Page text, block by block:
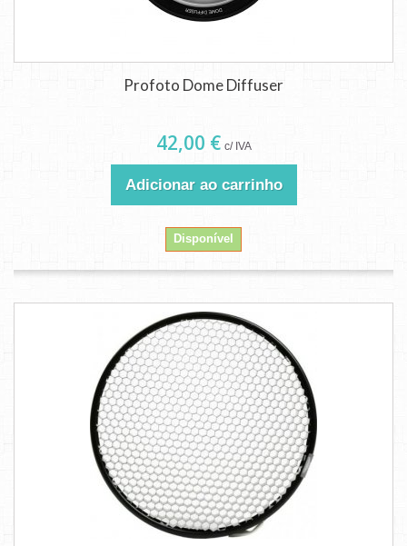
Profoto Dome Diffuser
42,00 € c/ IVA
Adicionar ao carrinho
Disponível